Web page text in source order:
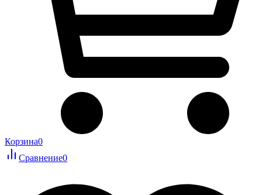
Корзина0
Сравнение0